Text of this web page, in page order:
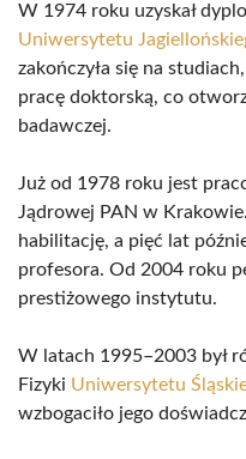
W 1974 roku uzyskał
Uniwersytetu
zakończyła się na
pracę doktorską, co
badawczej.
Już od 1978 roku jest
Jądrowej PAN w
habilitację, a pięć lat
profesora. Od 2004 roku
prestiżowego instytutu.
W latach 1995–2003 był
Fizyki Uniwersytetu
wzbogaciło jego